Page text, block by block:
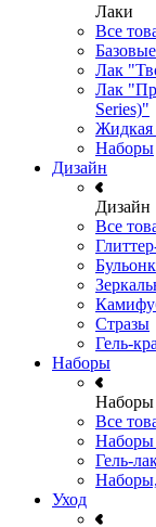
Лаки
Все
Лак
Лак
Series)"
Жидкая
Наборы
Дизайн
Дизайн
Все
Стразы
Гель-
Наборы
Наборы
Все
Наборы
Гель-
Уход